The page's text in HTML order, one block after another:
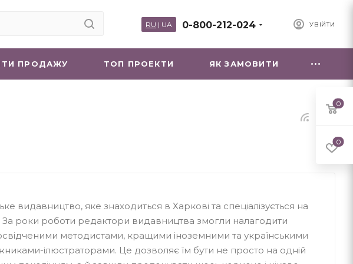
УВІЙТИ
0-800-212-024
RU | UA
ПРОДАЖУ ТОП ПРОЕКТИ ЯК ЗАМОВИТИ
видавництво, яке знаходиться в Харкові та спеціалізується на
За роки роботи редактори видавництва змогли налагодити
методистами, кращими іноземними та українськими
ілюстраторами. Це дозволяє їм бути не просто на одній
0
0